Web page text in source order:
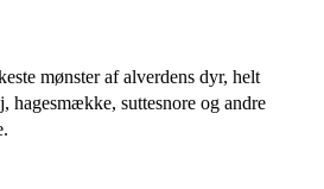
mønster af alverdens dyr, helt
hagesmække, suttesnore og andre